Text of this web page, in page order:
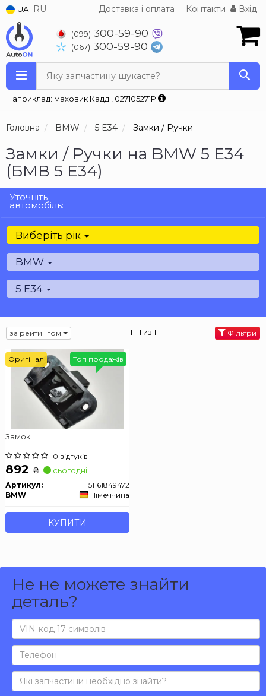
UA RU Доставка і оплата Контакти Вхід
(099) 300-59-90
(067) 300-59-90
Яку запчастину шукаєте?
Наприклад: маховик Кадді, 027105271P
Головна BMW 5 E34 Замки / Ручки
Замки / Ручки на BMW 5 E34
(БМВ 5 Е34)
Уточніть
автомобіль:
Виберіть рік
BMW
5 E34
за рейтингом 1 - 1 из 1 Фільтри
Замок
0 відгуків
892 ₴ сьогодні
Артикул:
51161849472
BMW
Німеччина
КУПИТИ
Топ продажів
Оригінал
Не не можете знайти
деталь?